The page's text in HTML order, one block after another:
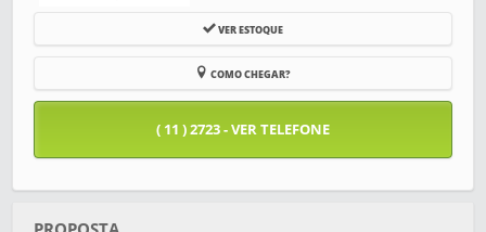
VER ESTOQUE
COMO CHEGAR?
( 11 ) 2723 - VER TELEFONE